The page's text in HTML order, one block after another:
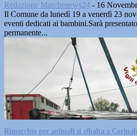
Redazione Marchenews24 - 16
Il Comune da lunedì 19 a venerdì 23
eventi dedicati ai bambini.Sarà
permanente...
Rimorchio per animali si ribalta a